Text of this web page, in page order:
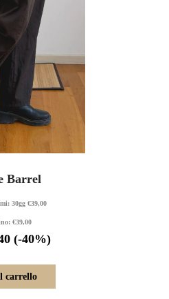
Barrel
30gg €39,00
€39,00
(-40%)
carrello